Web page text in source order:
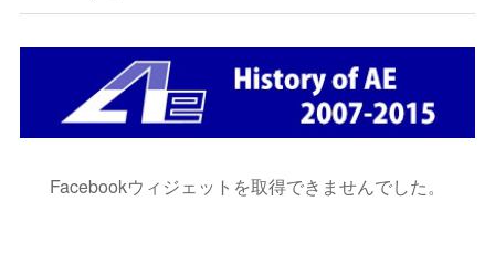
Facebookウィジェットを取得できませんでした。